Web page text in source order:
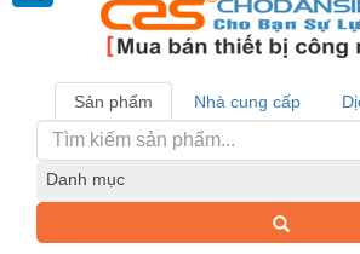
Sản phẩm Nhà cung cấp
Danh mục